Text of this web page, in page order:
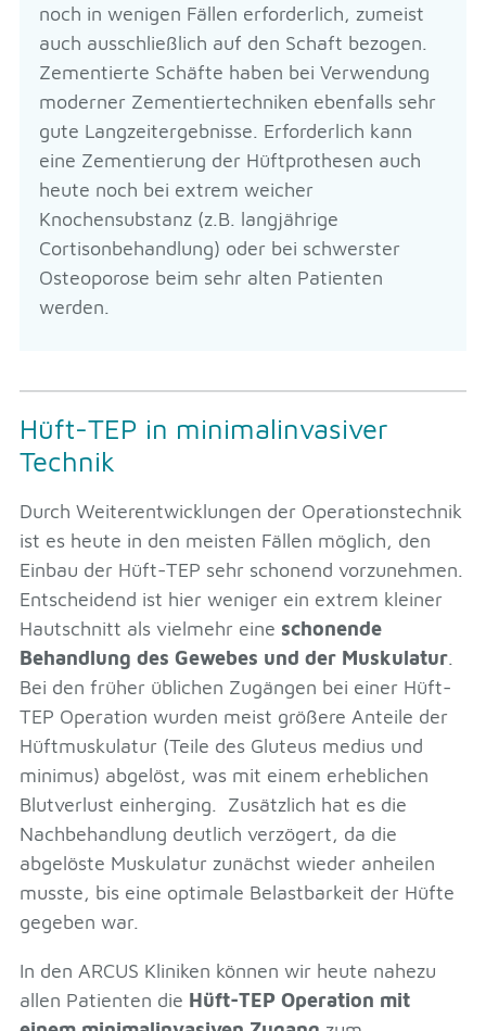
noch in wenigen Fällen erforderlich, zumeist
auch ausschließlich auf den Schaft bezogen.
Zementierte Schäfte haben bei Verwendung
moderner Zementiertechniken ebenfalls sehr
gute Langzeitergebnisse. Erforderlich kann
eine Zementierung der Hüftprothesen auch
heute noch bei extrem weicher
Knochensubstanz (z.B. langjährige
Cortisonbehandlung) oder bei schwerster
Osteoporose beim sehr alten Patienten
werden.
Hüft-TEP in minimalinvasiver
Technik
Durch Weiterentwicklungen der Operationstechnik
ist es heute in den meisten Fällen möglich, den
Einbau der Hüft-TEP sehr schonend vorzunehmen.
Entscheidend ist hier weniger ein extrem kleiner
Hautschnitt als vielmehr eine schonende
Behandlung des Gewebes und der Muskulatur.
Bei den früher üblichen Zugängen bei einer Hüft-
TEP Operation wurden meist größere Anteile der
Hüftmuskulatur (Teile des Gluteus medius und
minimus) abgelöst, was mit einem erheblichen
Blutverlust einherging. Zusätzlich hat es die
Nachbehandlung deutlich verzögert, da die
abgelöste Muskulatur zunächst wieder anheilen
musste, bis eine optimale Belastbarkeit der Hüfte
gegeben war.
In den ARCUS Kliniken können wir heute nahezu
allen Patienten die Hüft-TEP Operation mit